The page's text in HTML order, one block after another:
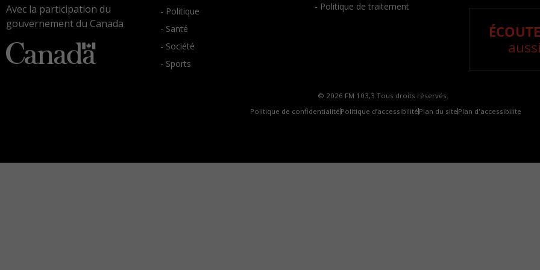
Avec la participation du
gouvernement du Canada
- Politique
- Santé
- Société
- Sports
- Politique de traitement
© 2026 FM 103,3 Tous droits réservés.
Politique de confidentialité Politique d’accessibilité Plan du site Plan d'accessibilite